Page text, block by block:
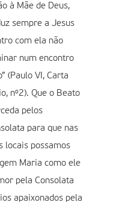
à Mãe de Deus,
sempre a Jesus
com ela não
num encontro
(Paulo VI, Carta
nº2). Que o Beato
pelos
para que nas
locais possamos
Maria como ele
pela Consolata
apaixonados pela